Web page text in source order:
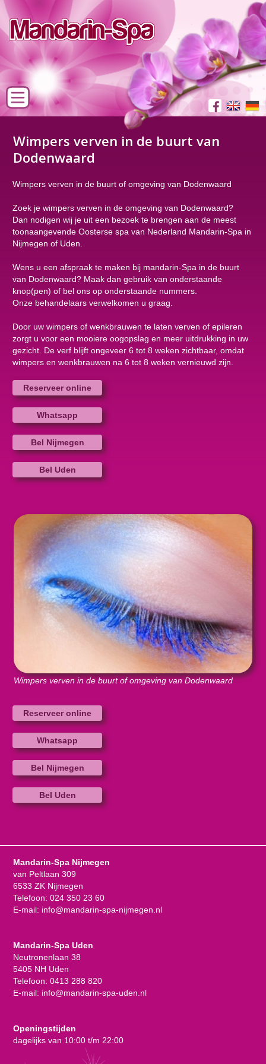
Wimpers verven in de buurt van
Dodenwaard
Wimpers verven in de buurt of omgeving van Dodenwaard
Zoek je wimpers verven in de omgeving van Dodenwaard?
Dan nodigen wij je uit een bezoek te brengen aan de meest
toonaangevende Oosterse spa van Nederland Mandarin-Spa in
Nijmegen of Uden.
Wens u een afspraak te maken bij mandarin-Spa in de buurt
van Dodenwaard? Maak dan gebruik van onderstaande
knop(pen) of bel ons op onderstaande nummers.
Onze behandelaars verwelkomen u graag.
Door uw wimpers of wenkbrauwen te laten verven of epileren
zorgt u voor een mooiere oogopslag en meer uitdrukking in uw
gezicht. De verf blijft ongeveer 6 tot 8 weken zichtbaar, omdat
wimpers en wenkbrauwen na 6 tot 8 weken vernieuwd zijn.
Reserveer online
Whatsapp
Bel Nijmegen
Bel Uden
Wimpers verven in de buurt of omgeving van Dodenwaard
Reserveer online
Whatsapp
Bel Nijmegen
Bel Uden
Mandarin-Spa Nijmegen
van Peltlaan 309
6533 ZK Nijmegen
Telefoon: 024 350 23 60
E-mail: info@mandarin-spa-nijmegen.nl
Mandarin-Spa Uden
Neutronenlaan 38
5405 NH Uden
Telefoon: 0413 288 820
E-mail: info@mandarin-spa-uden.nl
Openingstijden
dagelijks van 10:00 t/m 22:00